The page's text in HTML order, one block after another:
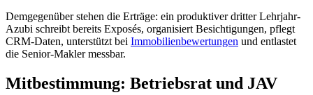
Demgegenüber stehen die Erträge: ein produktiver dritter Lehrjahr-
Azubi schreibt bereits Exposés, organisiert Besichtigungen, pflegt
CRM-Daten, unterstützt bei Immobilienbewertungen und entlastet
die Senior-Makler messbar.
Mitbestimmung: Betriebsrat und JAV